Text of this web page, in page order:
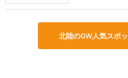
北陸のGW人気スポ